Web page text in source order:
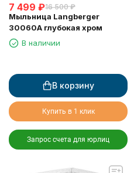
7 499 ₽16 500 ₽
Мыльница Langberger
30060A глубокая хром
В наличии
В корзину
Купить в 1 клик
Запрос счета для юрлиц